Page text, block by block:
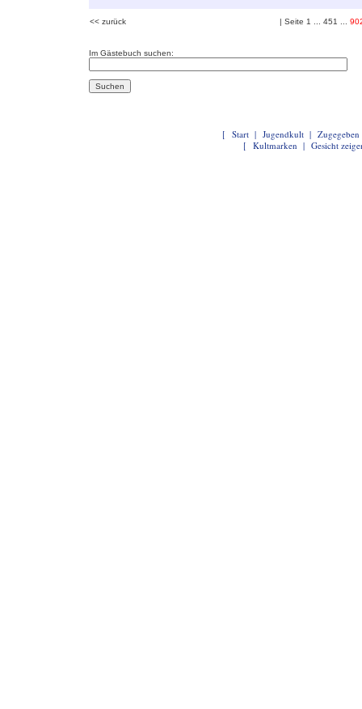
<< zurück | Seite 1 451
Im Gästebuch suchen:
[ Start | Jugendkult | Zugegeben
[ Kultmarken | Gesicht